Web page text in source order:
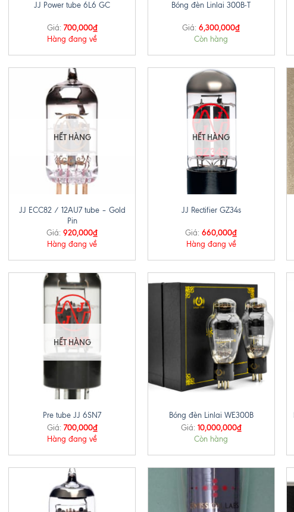
JJ Power tube 6L6 GC
Giá: 700,000₫
Hàng đang về
Bóng đèn Linlai 300B-T
Giá: 6,300,000₫
Còn hàng
HẾT HÀNG
JJ ECC82 / 12AU7 tube – Gold
Pin
Giá: 920,000₫
Hàng đang về
HẾT HÀNG
JJ Rectifier GZ34s
Giá: 660,000₫
Hàng đang về
HẾT HÀNG
Pre tube JJ 6SN7
Giá: 700,000₫
Hàng đang về
+
Bóng đèn Linlai WE300B
Giá: 10,000,000₫
Còn hàng